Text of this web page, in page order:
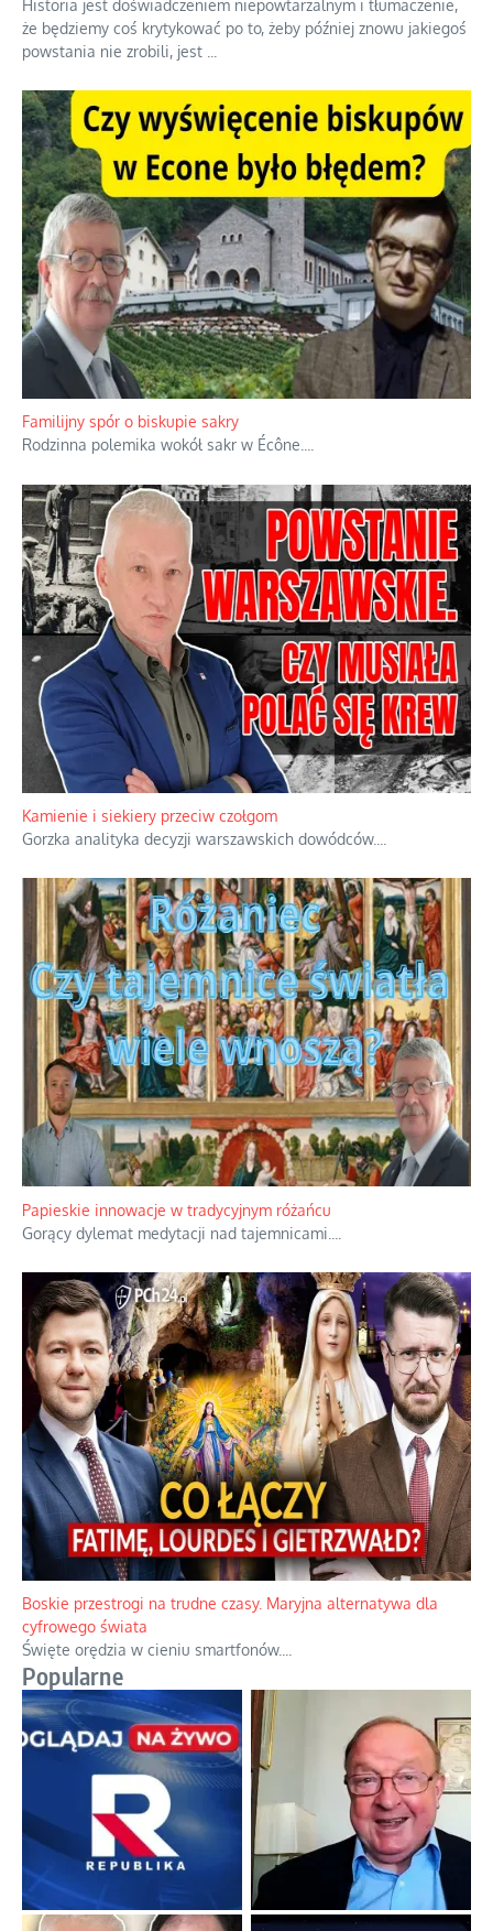
Historia jest doświadczeniem niepowtarzalnym i tłumaczenie,
że będziemy coś krytykować po to, żeby później znowu jakiegoś
powstania nie zrobili, jest
Familijny spór o biskupie sakry
Rodzinna polemika wokół sakr w Écône.
Kamienie i siekiery przeciw czołgom
Gorzka analityka decyzji warszawskich dowódców.
Papieskie innowacje w tradycyjnym różańcu
Gorący dylemat medytacji nad tajemnicami.
Boskie przestrogi na trudne czasy. Maryjna alternatywa dla
cyfrowego świata
Święte orędzia w cieniu smartfonów.
Popularne